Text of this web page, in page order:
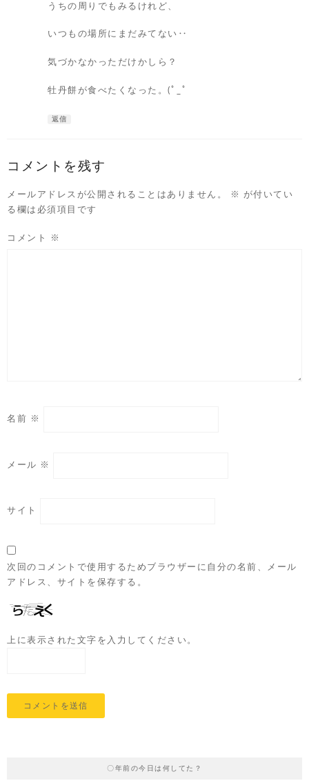
うちの周りでもみるけれど、
いつもの場所にまだみてない‥
気づかなかっただけかしら？
牡丹餅が食べたくなった。(ﾟ_ﾟ
返信
コメントを残す
メールアドレスが公開されることはありません。 ※
が付いてい
る欄は必須項目です
コメント ※
名前 ※
メール ※
サイト
次回のコメントで使用するためブラウザーに自分の名前、メール
アドレス、サイトを保存する。
上に表示された文字を入力してください。
〇年前の今日は何してた？